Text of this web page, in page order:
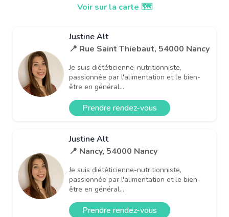
Voir sur la carte 🗺️
Justine Alt
📍 Rue Saint Thiebaut, 54000 Nancy
Je suis diététicienne-nutritionniste,
passionnée par l'alimentation et le bien-
être en général...
Prendre rendez-vous
Justine Alt
📍 Nancy, 54000 Nancy
Je suis diététicienne-nutritionniste,
passionnée par l'alimentation et le bien-
être en général...
Prendre rendez-vous